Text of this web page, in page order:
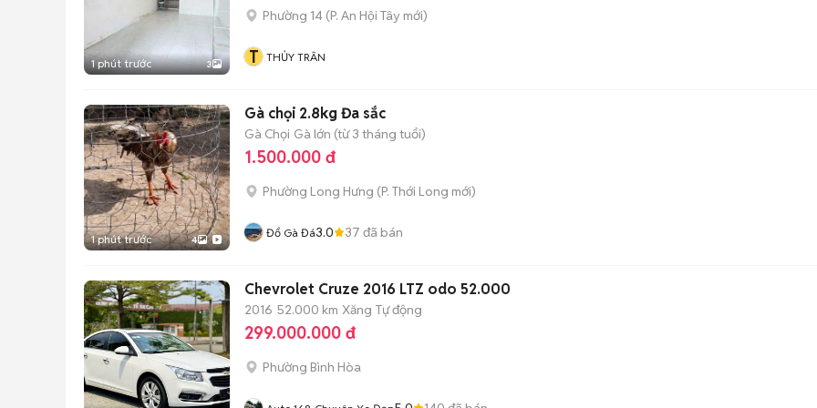
1 phút trước 3
Phường 14 (P. An Hội Tây mới)
T THỦY TRÂN
1 phút trước 4
Gà chọi 2.8kg Đa sắc
Gà Chọi Gà lớn (từ 3 tháng tuổi)
1.500.000 đ
Phường Long Hưng (P. Thới Long mới)
Đổ Gà Đá3.0 37 đã bán
Chevrolet Cruze 2016 LTZ odo 52.000
2016 52.000 km Xăng Tự động
299.000.000 đ
Phường Bình Hòa